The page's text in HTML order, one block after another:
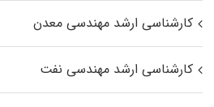
کارشناسی ارشد مهندسی معدن
کارشناسی ارشد مهندسی نفت